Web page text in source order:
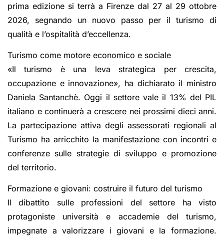
prima edizione si terrà a Firenze dal 27 al 29 ottobre
2026, segnando un nuovo passo per il turismo di
qualità e l’ospitalità d’eccellenza.
Turismo come motore economico e sociale
«Il turismo è una leva strategica per crescita,
occupazione e innovazione», ha dichiarato il ministro
Daniela Santanchè. Oggi il settore vale il 13% del PIL
italiano e continuerà a crescere nei prossimi dieci anni.
La partecipazione attiva degli assessorati regionali al
Turismo ha arricchito la manifestazione con incontri e
conferenze sulle strategie di sviluppo e promozione
del territorio.
Formazione e giovani: costruire il futuro del turismo
Il dibattito sulle professioni del settore ha visto
protagoniste università e accademie del turismo,
impegnate a valorizzare i giovani e la formazione.